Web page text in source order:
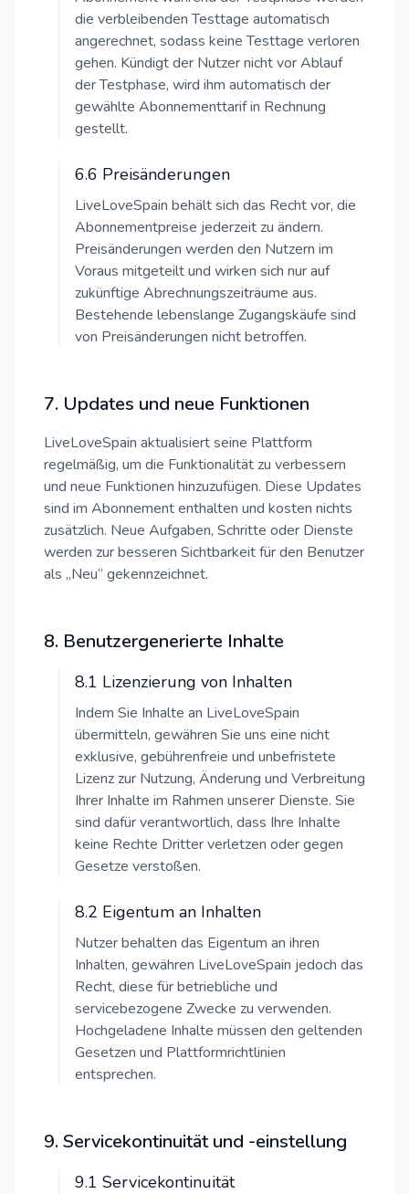
die verbleibenden Testtage automatisch
angerechnet, sodass keine Testtage verloren
gehen. Kündigt der Nutzer nicht vor Ablauf
der Testphase, wird ihm automatisch der
gewählte Abonnementtarif in Rechnung
gestellt.
6.6 Preisänderungen
LiveLoveSpain behält sich das Recht vor, die
Abonnementpreise jederzeit zu ändern.
Preisänderungen werden den Nutzern im
Voraus mitgeteilt und wirken sich nur auf
zukünftige Abrechnungszeiträume aus.
Bestehende lebenslange Zugangskäufe sind
von Preisänderungen nicht betroffen.
7. Updates und neue Funktionen
LiveLoveSpain aktualisiert seine Plattform
regelmäßig, um die Funktionalität zu verbessern
und neue Funktionen hinzuzufügen. Diese Updates
sind im Abonnement enthalten und kosten nichts
zusätzlich. Neue Aufgaben, Schritte oder Dienste
werden zur besseren Sichtbarkeit für den Benutzer
als „Neu“ gekennzeichnet.
8. Benutzergenerierte Inhalte
8.1 Lizenzierung von Inhalten
Indem Sie Inhalte an LiveLoveSpain
übermitteln, gewähren Sie uns eine nicht
exklusive, gebührenfreie und unbefristete
Lizenz zur Nutzung, Änderung und Verbreitung
Ihrer Inhalte im Rahmen unserer Dienste. Sie
sind dafür verantwortlich, dass Ihre Inhalte
keine Rechte Dritter verletzen oder gegen
Gesetze verstoßen.
8.2 Eigentum an Inhalten
Nutzer behalten das Eigentum an ihren
Inhalten, gewähren LiveLoveSpain jedoch das
Recht, diese für betriebliche und
servicebezogene Zwecke zu verwenden.
Hochgeladene Inhalte müssen den geltenden
Gesetzen und Plattformrichtlinien
entsprechen.
9. Servicekontinuität und -einstellung
9.1 Servicekontinuität